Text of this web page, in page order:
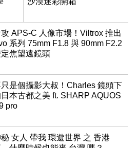
APS-C 人像市場！Viltrox 推出
系列 75mm F1.8 與 90mm F2.2
焦望遠鏡頭
是個攝影大叔！Charles 鏡頭下
本古都之美 ft. SHARP AQUOS
pro
女人 帶我 環遊世界 之 香港